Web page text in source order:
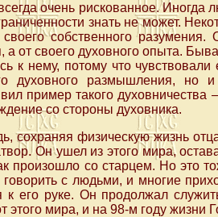
очень рискованное. Иногда
знать не может.
собственного
а от своего духовного опыта.
к нему, потому что чувствовали
духовного размышления, но
пример такого духовничества
со стороны духовника.
сохраняя физическую жизнь
Он ушел из этого мира,
произошло со старцем. Но это
говорить с людьми, и многие
к его руке. Он продолжал
этого мира, и на 98-м году жизни